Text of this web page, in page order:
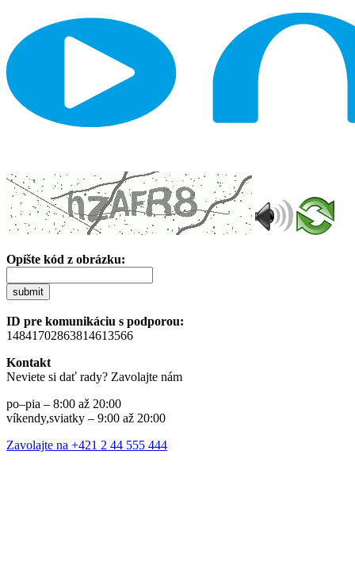
Opíšte kód z obrázku:
submit
ID pre komunikáciu s podporou:
14841702863814613566
Kontakt
Neviete si dať rady? Zavolajte nám
po–pia – 8:00 až 20:00
víkendy,sviatky – 9:00 až 20:00
Zavolajte na +421 2 44 555 444